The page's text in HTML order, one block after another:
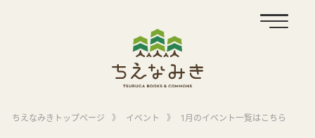
ちえなみきトップページ 》 イベント 》 1月のイベント一覧はこちら